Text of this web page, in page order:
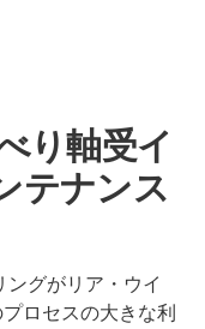
り軸受イ
テナンス
グがリア・ウイ
ロセスの大きな利